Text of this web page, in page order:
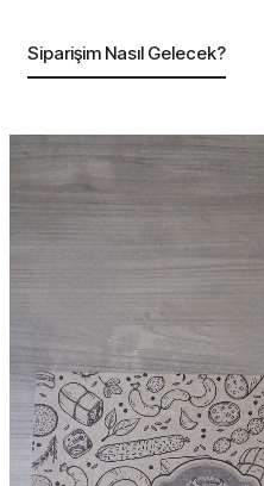
Siparişim Nasıl Gelecek?